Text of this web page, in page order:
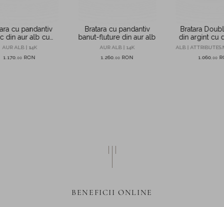
cu pandantiv
din aur alb cu
zirconii
AUR ALB | 14K
1.170 ,00 RON
Bratara cu pandantiv
banut-fluture din aur alb
AUR ALB | 14K
1.260 00 RON
Bratara
din argint cu
de 0.08ct
ALB |
1.060 00
BENEFICII ONLINE